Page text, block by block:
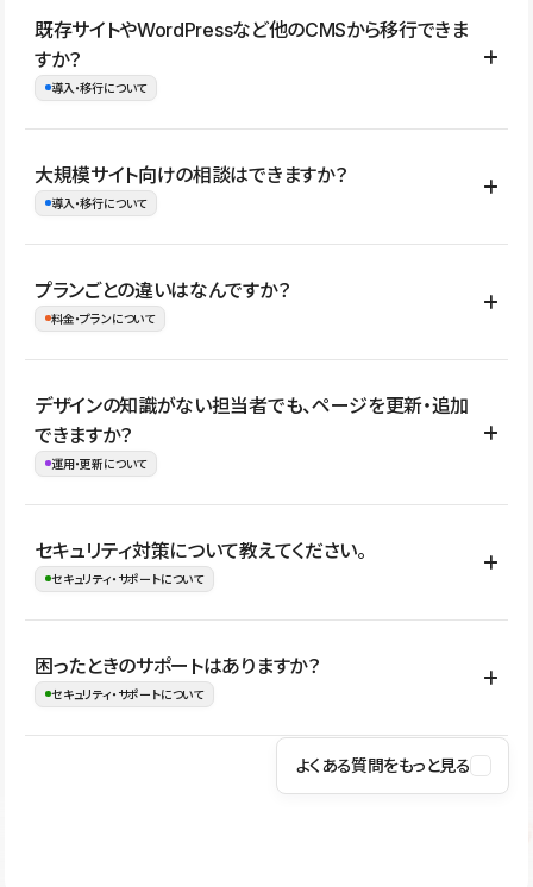
コーポレートサイト、サービスサイト、LP、採用サイト、ブロ
グ・メディア、イベントサイト、店舗・商品紹介サイト、ポートフ
ォリオなど幅広く制作できます。
既存サイトやWordPressなど他のCMSから移行できま
すか？
導入・移行について
はい。既存サイトの構成やコンテンツ、URLを整理したうえで、
Studio上に再構築する形で移行できます。 WordPressの場合は、
イト全体のデザインや設定がそのまま移行されるわけではないた
め、移行後にページ構成やデザイン、CMS設計、URL・リダイレク
大規模サイト向けの相談はできますか？
導入・移行について
はい。アクセス規模が大きいサイトや、複数部門での運用、権限管
理、セキュリティ確認、既存システムとの連携など、個別の要件が
ない段階でも、お問い合わせください。
お問合せはこちら
プランごとの違いはなんですか？
料金・プランについて
公開ページ数、バージョン履歴の期間、CMS利用数の上限、権限
管理の有無などがプランごとに異なります。詳しくは料金プランペ
ージをご覧ください。
デザインの知識がない担当者でも、ページを更新・追加
できますか？
運用・更新について
はい。CMSやコンポーネントを活用して更新範囲を設計しておく
ことで、デザインを崩しにくい状態で運用できます。 さらにコン
ながらレイアウトに影響を与えずに更新作業を進めやすくなりま
す。
セキュリティ対策について教えてください。
セキュリティ・サポートについて
Studioでは、公開サイトやサービスを安全に利用できるよう、通信
の暗号化、データ保護、アクセス管理、脆弱性対策など、複数の観
はSSL/TLSによる通信暗号化に対応しており、悪質なスクリプトの
困ったときのサポートはありますか？
セキュリティ・サポートについて
操作方法や機能については、ヘルプセンターでご確認いただけま
よくある質問をもっと見る